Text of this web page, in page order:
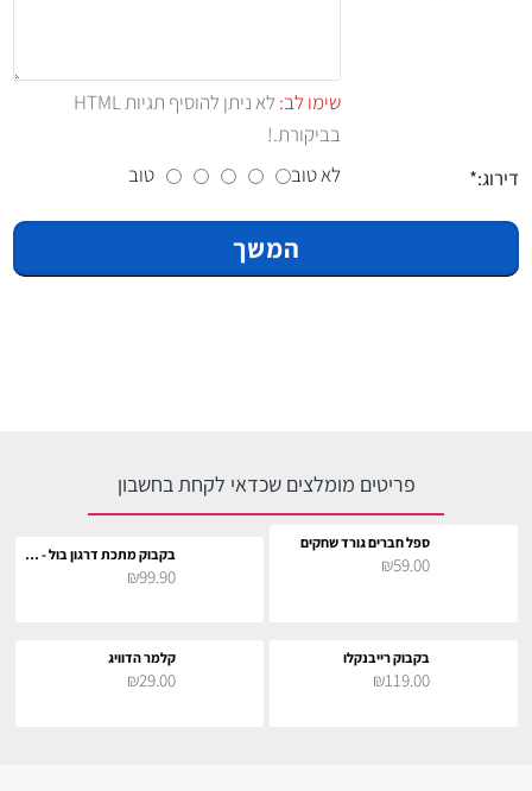
שימו לב:
לא ניתן להוסיף תגיות HTML
בביקורת.!
דירוג:
לא טוב טוב
המשך
פריטים מומלצים שכדאי לקחת בחשבון
ספל חברים גורד שחקים
₪59.00 בקבוק מתכת דרגון בול - סמל גוקו
₪99.90
בקבוק רייבנקלו
₪119.00
קלמר הדוויג
₪29.00